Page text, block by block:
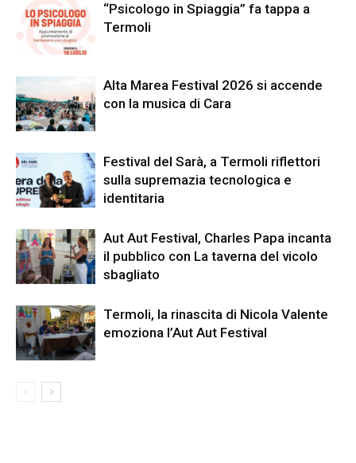
“Psicologo in Spiaggia” fa tappa a
Termoli
Alta Marea Festival 2026 si accende
con la musica di Cara
Festival del Sarà, a Termoli riflettori
sulla supremazia tecnologica e
identitaria
Aut Aut Festival, Charles Papa incanta
il pubblico con La taverna del vicolo
sbagliato
Termoli, la rinascita di Nicola Valente
emoziona l’Aut Aut Festival